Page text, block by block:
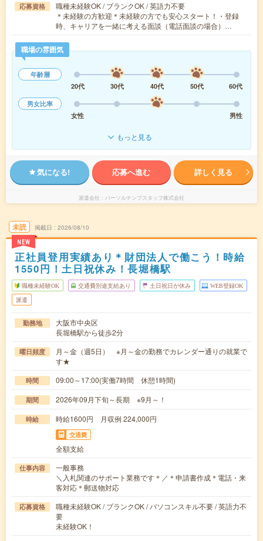
応募資格
職種未経験OK / ブランクOK / 英語力不要
＊未経験の方歓迎＊未経験の方でも安心スタート！・登録
時、キャリアを一緒に考える面談（電話面談の場合）…
職場の雰囲気
年齢層
20代
30代 40代 50代
60代
男女比率
女性
男性
もっと見る
気になる! 応募へ進む 詳しく見る
派遣会社 パーソルテンプスタッフ株式会社
未読
NEW
掲載日 2026/08/10
正社員登用実績あり＊財団法人で働こう！時給
1550円！土日祝休み！長堀橋駅
職種未経験OK 交通費別途支給あり 土日祝日が休み WEB登録OK
派遣
勤務地
大阪市中央区
長堀橋駅から徒歩2分
曜日頻度
月～金（週5日） ※月～金の勤務でカレンダー通りの就業で
す★
時間 09:00～17:00(実働7時間 休憩1時間)
期間 2026年09月下旬～長期 ※9月～！
時給 時給1600円 月収例 224,000円
交通費
全額支給
仕事内容
一般事務
＼入札関連のサポート業務です＊／＊申請書作成＊電話・来
客対応＊郵送物対応
応募資格
職種未経験OK / ブランクOK / パソコンスキル不要 / 英語力不
要
未経験OK！